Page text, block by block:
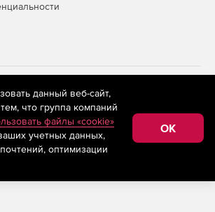
ресурсе store.softline.ru применяются
технологии
(информационные технологии
на основе сбора,
сведений, относящихся к
сети «Интернет»,
Российской Федерации)
данный веб-сайт,
что группа компаний
файлы «cookie»
учетных данных,
оптимизации
OK